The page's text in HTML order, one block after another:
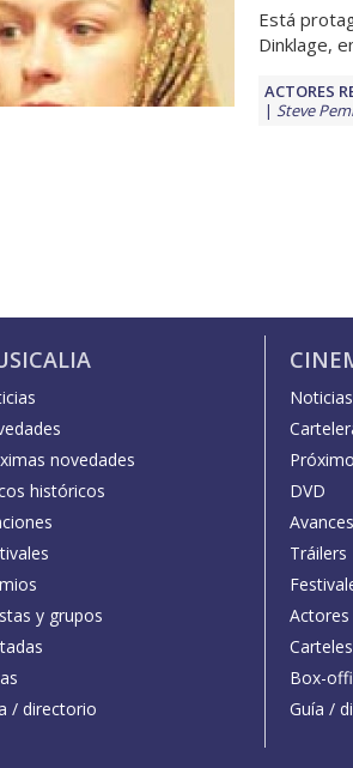
Está
Dinklage,
ACTORES
Steve
novedades
históricos
y grupos
/ directorio
Noticias
DVD
Avances
Tráilers
Actores
Carteles
Box-
Guía /